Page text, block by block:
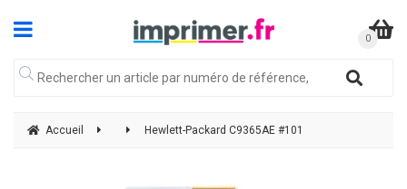
Accueil Hewlett-Packard C9365AE #101